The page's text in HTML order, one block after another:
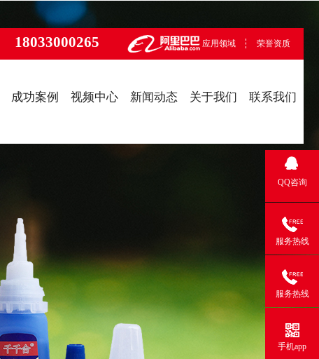
18033000265 应用领域 荣誉资质
成功案例 视频中心 新闻动态 关于我们 联系我们
QQ咨询
服务热线
服务热线
手机app